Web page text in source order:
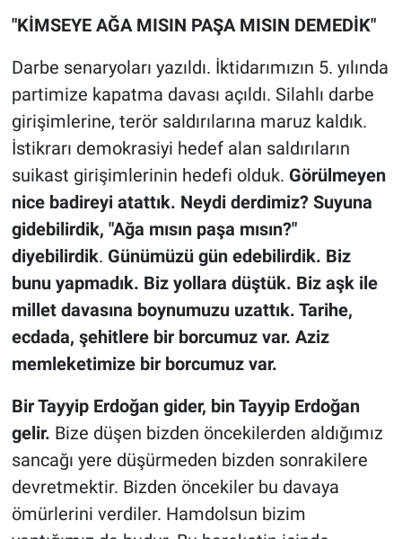
"KİMSEYE AĞA MISIN PAŞA MISIN DEMEDİK"
Darbe senaryoları yazıldı. İktidarımızın 5. yılında
partimize kapatma davası açıldı. Silahlı darbe
girişimlerine, terör saldırılarına maruz kaldık.
İstikrarı demokrasiyi hedef alan saldırıların
suikast girişimlerinin hedefi olduk. Görülmeyen
nice badireyi atattık. Neydi derdimiz? Suyuna
gidebilirdik, "Ağa mısın paşa mısın?"
diyebilirdik. Günümüzü gün edebilirdik. Biz
bunu yapmadık. Biz yollara düştük. Biz aşk ile
millet davasına boynumuzu uzattık. Tarihe,
ecdada, şehitlere bir borcumuz var. Aziz
memleketimize bir borcumuz var.
Bir Tayyip Erdoğan gider, bin Tayyip Erdoğan
gelir. Bize düşen bizden öncekilerden aldığımız
sancağı yere düşürmeden bizden sonrakilere
devretmektir. Bizden öncekiler bu davaya
ömürlerini verdiler. Hamdolsun bizim